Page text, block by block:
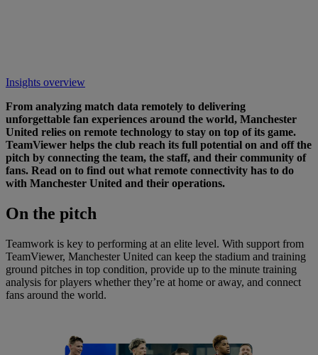
Insights overview
From analyzing match data remotely to delivering
unforgettable fan experiences around the world, Manchester
United relies on remote technology to stay on top of its game.
TeamViewer helps the club reach its full potential on and off the
pitch by connecting the team, the staff, and their community of
fans. Read on to find out what remote connectivity has to do
with Manchester United and their operations.
On the pitch
Teamwork is key to performing at an elite level. With support from
TeamViewer, Manchester United can keep the stadium and training
ground pitches in top condition, provide up to the minute training
analysis for players whether they’re at home or away, and connect
fans around the world.